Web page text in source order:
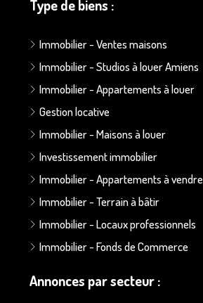
Type de biens :
Immobilier - Ventes maisons
Immobilier - Studios à louer Amiens
Immobilier - Appartements à louer
Gestion locative
Immobilier - Maisons à louer
Investissement immobilier
Immobilier - Appartements à vendre
Immobilier - Terrain à bâtir
Immobilier - Locaux professionnels
Immobilier - Fonds de Commerce
Annonces par secteur :